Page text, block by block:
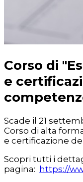
Corso di
e
Scade il 21
Corso di alta
e certificazione
Scopri tutti i
pagina: https://